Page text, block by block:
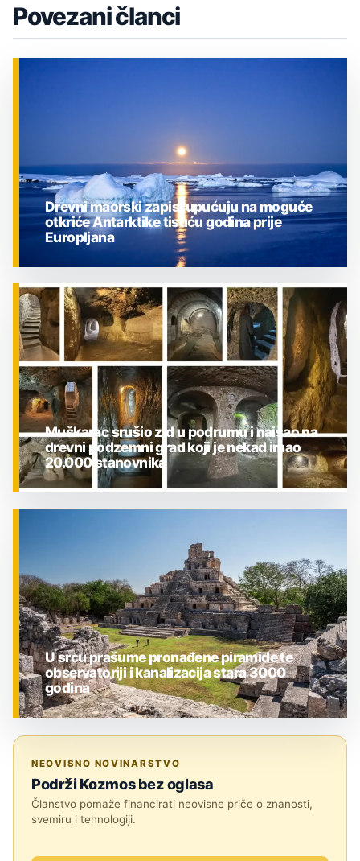
Povezani članci
ZNANOST
Drevni maorski zapisi upućuju na moguće
otkriće Antarktike tisuću godina prije
Europljana
Muškarac srušio zid u podrumu i naišao na
drevni podzemni grad koji je nekad imao
20.000 stanovnika
U srcu prašume pronađene piramide te
observatoriji i kanalizacija stara 3000
godina
NEOVISNO NOVINARSTVO
Podrži Kozmos bez oglasa
Članstvo pomaže financirati neovisne priče o znanosti,
svemiru i tehnologiji.